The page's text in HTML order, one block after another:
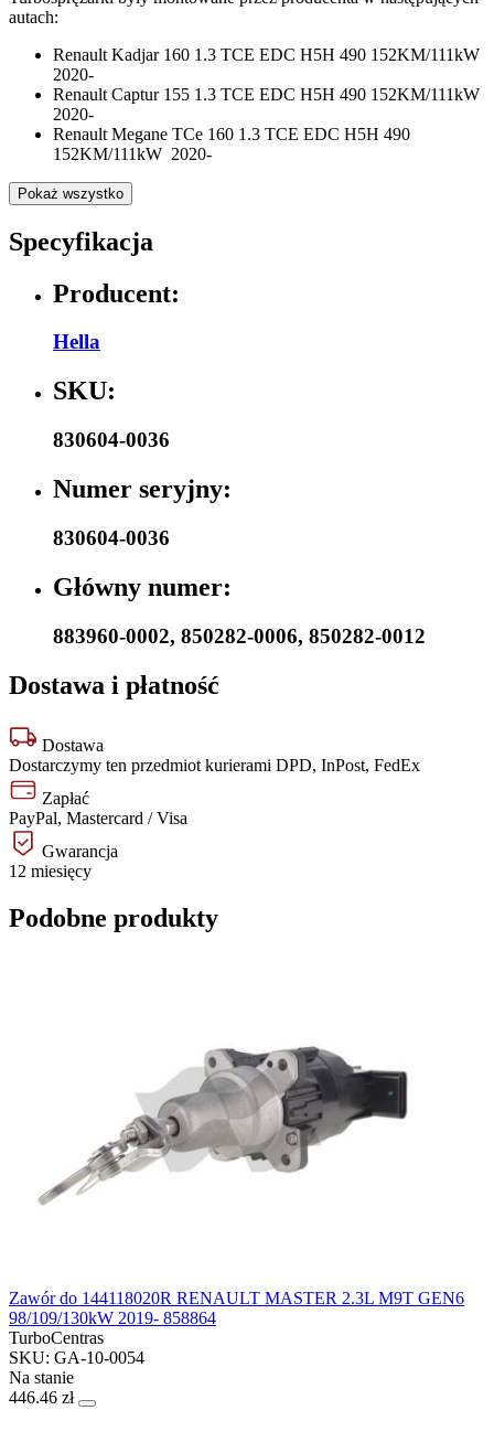
autach:
Renault Kadjar 160 1.3 TCE EDC H5H 490 152KM/111kW
2020-
Renault Captur 155 1.3 TCE EDC H5H 490 152KM/111kW
2020-
Renault Megane TCe 160 1.3 TCE EDC H5H 490
152KM/111kW 2020-
Pokaż wszystko
Specyfikacja
Producent:
Hella
SKU:
830604-0036
Numer seryjny:
830604-0036
Główny numer:
883960-0002, 850282-0006, 850282-0012
Dostawa i płatność
Dostawa
Dostarczymy ten przedmiot kurierami DPD, InPost, FedEx
Zapłać
PayPal, Mastercard / Visa
Gwarancja
12 miesięcy
Podobne produkty
Zawór do 144118020R RENAULT MASTER 2.3L M9T GEN6
98/109/130kW 2019- 858864
TurboCentras
SKU: GA-10-0054
Na stanie
446.46 zł